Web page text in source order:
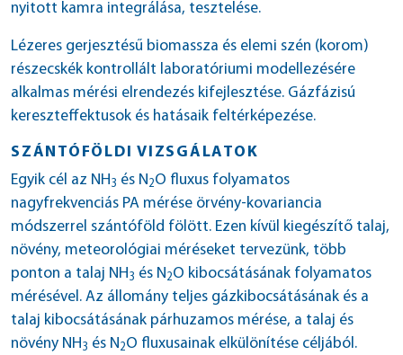
nyitott kamra integrálása, tesztelése.
Lézeres gerjesztésű biomassza és elemi szén (korom)
részecskék kontrollált laboratóriumi modellezésére
alkalmas mérési elrendezés kifejlesztése. Gázfázisú
kereszteffektusok és hatásaik feltérképezése.
SZÁNTÓFÖLDI VIZSGÁLATOK
Egyik cél az NH 3 és N 2O fluxus folyamatos
nagyfrekvenciás PA mérése örvény-kovariancia
módszerrel szántóföld fölött. Ezen kívül kiegészítő talaj,
növény, meteorológiai méréseket tervezünk, több
ponton a talaj NH 3 és N 2O kibocsátásának folyamatos
mérésével. Az állomány teljes gázkibocsátásának és a
talaj kibocsátásának párhuzamos mérése, a talaj és
növény NH 3 és N 2O fluxusainak elkülönítése céljából.